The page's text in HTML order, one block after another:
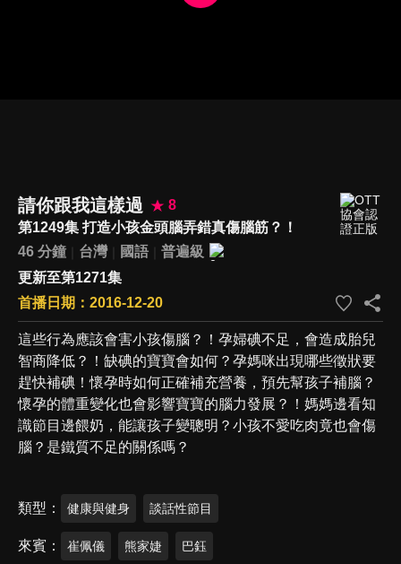
請你跟我這樣過
8
第1249集 打造小孩金頭腦弄錯真傷腦筋？！
46 分鐘
台灣 國語
普遍級
更新至第1271集
首播日期：2016-12-20
這些行為應該會害小孩傷腦？！孕婦碘不足，會造成胎兒
智商降低？！缺碘的寶寶會如何？孕媽咪出現哪些徵狀要
趕快補碘！懷孕時如何正確補充營養，預先幫孩子補腦？
懷孕的體重變化也會影響寶寶的腦力發展？！媽媽邊看知
識節目邊餵奶，能讓孩子變聰明？小孩不愛吃肉竟也會傷
腦？是鐵質不足的關係嗎？
類型 健康與健身 談話性節目
來賓 崔佩儀 熊家婕 巴鈺